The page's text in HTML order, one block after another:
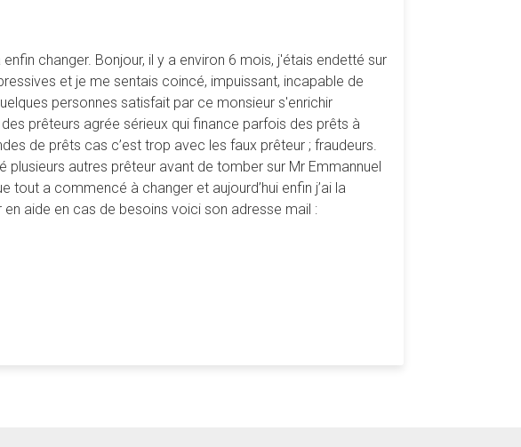
changer. Bonjour, il y a environ 6 mois, j'étais endetté sur
et je me sentais coincé, impuissant, incapable de
personnes satisfait par ce monsieur s'enrichir
prêteurs agrée sérieux qui finance parfois des prêts à
de prêts cas c’est trop avec les faux prêteur ; fraudeurs.
autres prêteur avant de tomber sur Mr Emmannuel
tout a commencé à changer et aujourd’hui enfin j’ai la
aide en cas de besoins voici son adresse mail :